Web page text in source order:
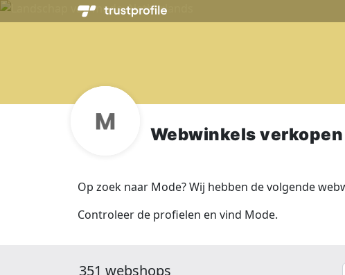
Webwinkels verkopen
Op zoek naar Mode? Wij hebben de volgende
Controleer de profielen en vind Mode.
351 webshops